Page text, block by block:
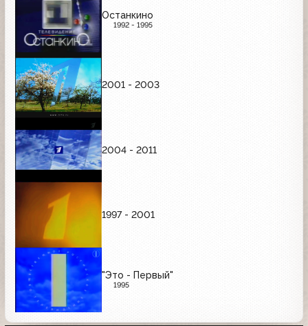
Останкино
1992 - 1995
2001 - 2003
2004 - 2011
1997 - 2001
"Это - Первый"
1995